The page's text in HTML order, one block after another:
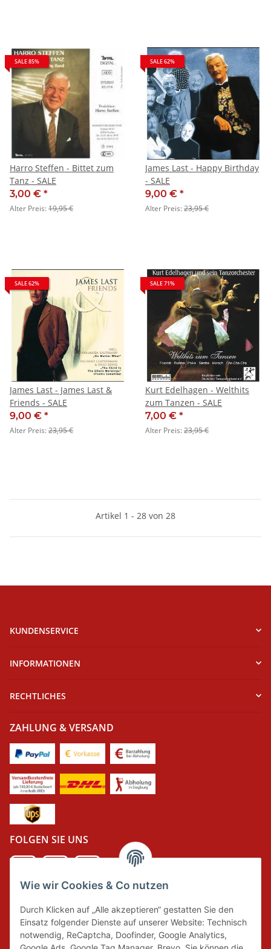
Wie wir Cookies & Co nutzen
Durch Klicken auf „Alle akzeptieren“ gestatten Sie den
Einsatz folgender Dienste auf unserer Website: Technisch
notwendig, ReCaptcha, Doofinder, Google Analytics,
SALE 85%
Harro Steffen - Bittet zum
Tanz - SALE
3,00 € *
Alter Preis:19,95 €
SALE 62%
James Last - Happy Birthday
- SALE
9,00 € *
Alter Preis:23,95 €
SALE 62%
James Last - James Last &
Friends - SALE
9,00 € *
Alter Preis:23,95 €
SALE 71%
Kurt Edelhagen - Welthits
zum Tanzen - SALE
7,00 € *
Alter Preis:23,95 €
Artikel 1 - 28 von 28
KUNDENSERVICE
INFORMATIONEN
RECHTLICHES
ZAHLUNG & VERSAND
FOLGEN SIE UNS
Wir tragen Verantwortung und erfüllen unsere
Pflichten zur Systembeteiligung nach dem
Verpackungsgesetz.